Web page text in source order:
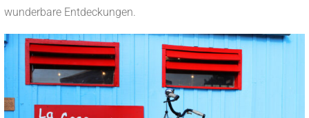
wunderbare Entdeckungen.